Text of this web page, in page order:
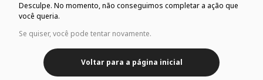
Desculpe. No momento, não conseguimos completar a ação que
você queria.
Se quiser, você pode tentar novamente.
Voltar para a página inicial